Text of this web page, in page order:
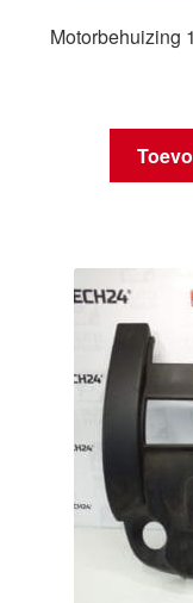
Motorbehuizing